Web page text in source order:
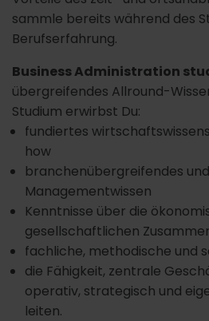
sammle bereits während des
Berufserfahrung.
Business Administration
übergreifendes Allround-
Studium erwirbst Du:
fundiertes
how
branchenübergreifendes
Managementwissen
Kenntnisse über die
gesellschaftlichen
fachliche, methodische und
die Fähigkeit, zentrale
operativ, strategisch und
leiten.